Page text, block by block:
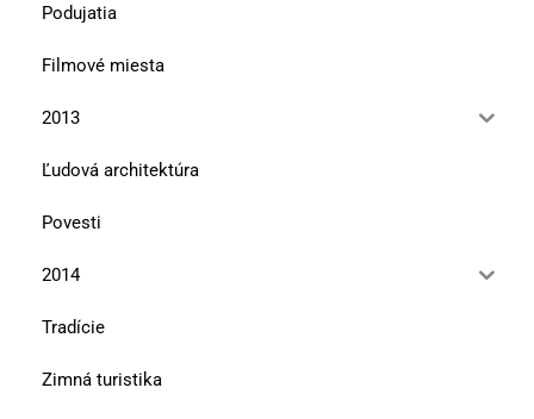
Podujatia
Filmové miesta
2013
Ľudová architektúra
Povesti
2014
Tradície
Zimná turistika